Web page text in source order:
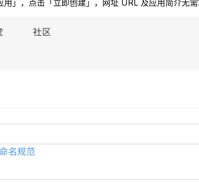
」，点击「立即创建」，网址 URL 及应用简介无